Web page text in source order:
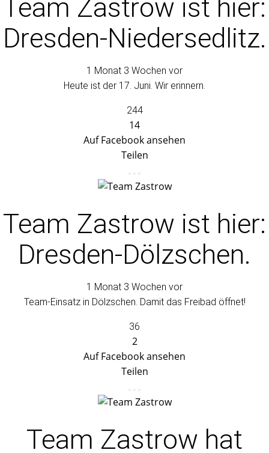
Team Zastrow ist hier:
Dresden-Niedersedlitz.
1 Monat 3 Wochen vor
Heute ist der 17. Juni. Wir erinnern.
244
14
Auf Facebook ansehen
Teilen
Team Zastrow ist hier:
Dresden-Dölzschen.
1 Monat 3 Wochen vor
Team-Einsatz in Dölzschen. Damit das Freibad öffnet!
36
2
Auf Facebook ansehen
Teilen
Team Zastrow hat